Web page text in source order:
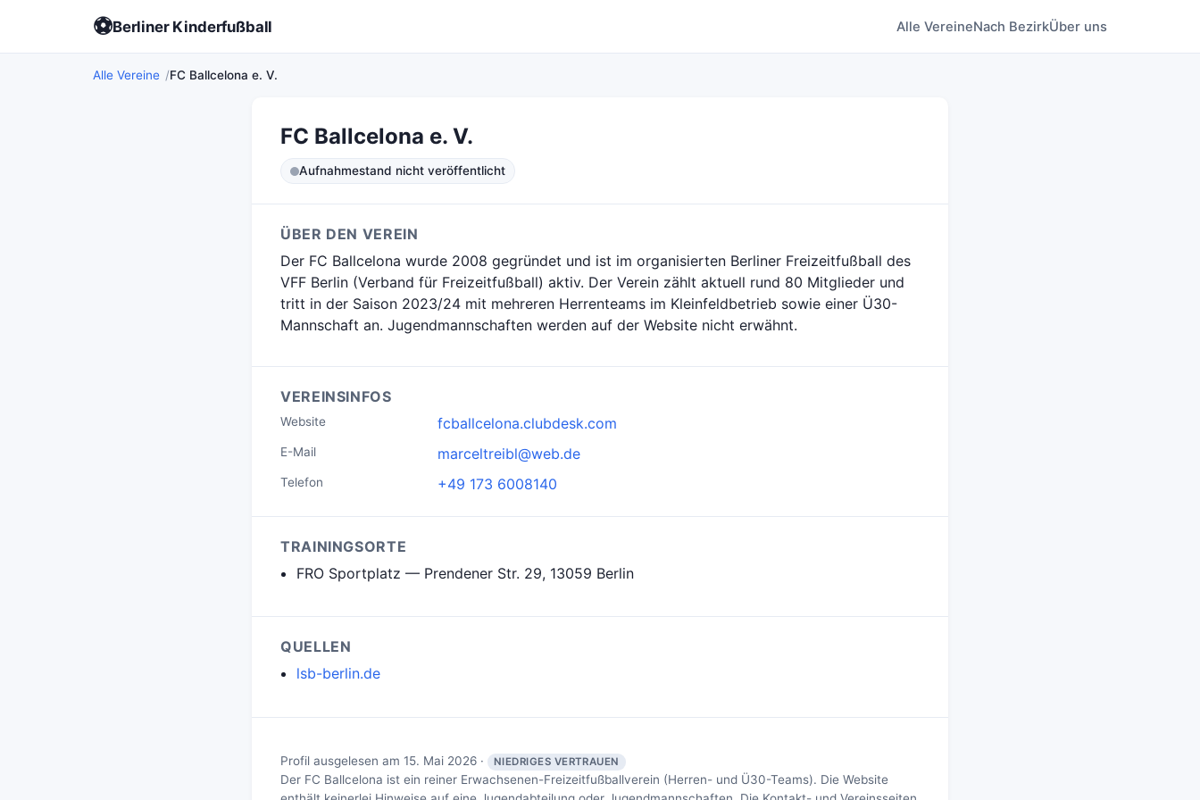
⚽Berliner Kinderfußball Alle VereineNach BezirkÜber uns
Alle Vereine FC Ballcelona e. V.
FC Ballcelona e. V.
Aufnahmestand nicht veröffentlicht
ÜBER DEN VEREIN
Der FC Ballcelona wurde 2008 gegründet und ist im organisierten Berliner Freizeitfußball des
VFF Berlin (Verband für Freizeitfußball) aktiv. Der Verein zählt aktuell rund 80 Mitglieder und
tritt in der Saison 2023/24 mit mehreren Herrenteams im Kleinfeldbetrieb sowie einer Ü30-
Mannschaft an. Jugendmannschaften werden auf der Website nicht erwähnt.
VEREINSINFOS
Website fcballcelona.clubdesk.com
E-Mail marceltreibl@web.de
Telefon +49 173 6008140
TRAININGSORTE
FRO Sportplatz — Prendener Str. 29, 13059 Berlin
QUELLEN
lsb-berlin.de
Profil ausgelesen am 15. Mai 2026 · NIEDRIGES VERTRAUEN
Der FC Ballcelona ist ein reiner Erwachsenen-Freizeitfußballverein (Herren- und Ü30-Teams). Die Website